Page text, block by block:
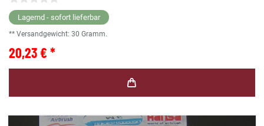
Lagernd - sofort lieferbar
** Versandgewicht: 30 Gramm.
20,23 € *